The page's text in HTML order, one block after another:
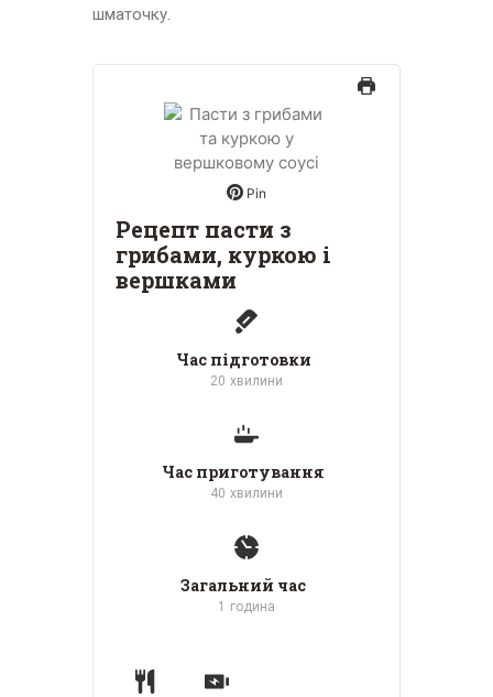
шматочку.
Pin
Рецепт пасти з
грибами, куркою і
вершками
Час підготовки
20 хвилини
Час приготування
40 хвилини
Загальний час
1 година